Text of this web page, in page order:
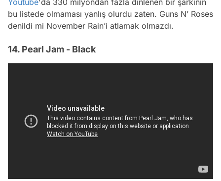
Youtube'da 330 milyondan fazla dinlenen bir şarkının
bu listede olmaması yanlış olurdu zaten. Guns N’ Roses
denildi mi November Rain’i atlamak olmazdı.
14. Pearl Jam - Black